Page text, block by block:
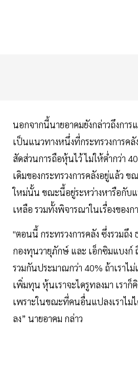
นอกจากนี้นายอาคมยังกล่าวถึงกา
เป็นแนวทางหนึ่งที่กระทรวงการคลั
สัดส่วนการถือหุ้นไว้ ไม่ให้ต่ำกว่า
เดิมของกระทรวงการคลังอยู่แล้ว
ใหม่นั้น ขณะนี้อยู่ระหว่างหารือกับแ
เหลือ รวมทั้งพิจารณาในเรื่องของ
"ตอนนี้ กระทรวงการคลัง ซึ่งรวมถึง
กองทุนวายุภักษ์ และ เอ็กซิมแบงก์
รวมกันประมาณกว่า 40% ถ้าเรา
เพิ่มทุน หุ้นเราจะไดรูทลงมา เราก็คิ
เพราะในขณะที่คนอื่นแปลงเราไม่
ลง” นายอาคม กล่าว